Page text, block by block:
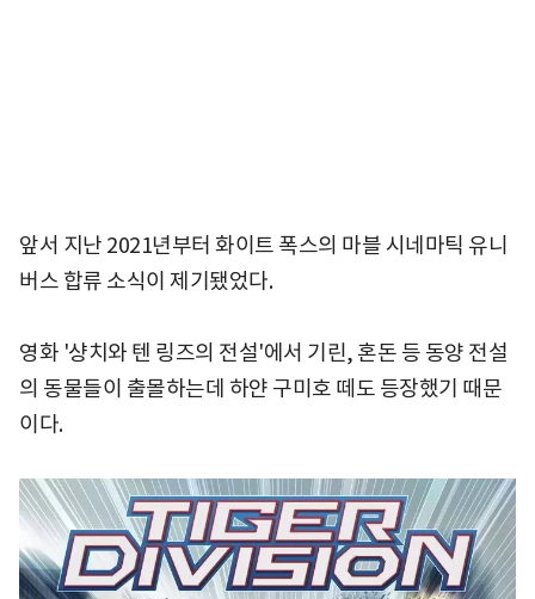
앞서 지난 2021년부터 화이트 폭스의 마블 시네마틱 유니
버스 합류 소식이 제기됐었다.
영화 '샹치와 텐 링즈의 전설'에서 기린, 혼돈 등 동양 전설
의 동물들이 출몰하는데 하얀 구미호 떼도 등장했기 때문
이다.